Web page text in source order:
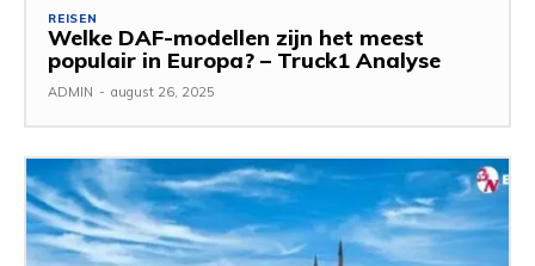
REISEN
Welke DAF-modellen zijn het meest
populair in Europa? – Truck1 Analyse
ADMIN - august 26, 2025